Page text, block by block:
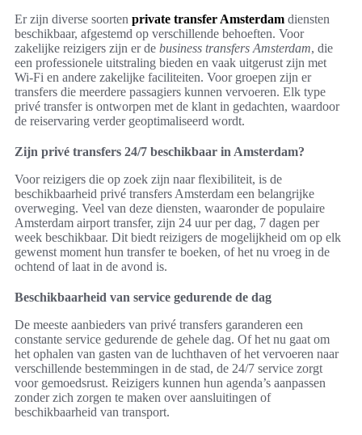
Er zijn diverse soorten private transfer Amsterdam diensten
beschikbaar, afgestemd op verschillende behoeften. Voor
zakelijke reizigers zijn er de business transfers Amsterdam, die
een professionele uitstraling bieden en vaak uitgerust zijn met
Wi-Fi en andere zakelijke faciliteiten. Voor groepen zijn er
transfers die meerdere passagiers kunnen vervoeren. Elk type
privé transfer is ontworpen met de klant in gedachten, waardoor
de reiservaring verder geoptimaliseerd wordt.
Zijn privé transfers 24/7 beschikbaar in Amsterdam?
Voor reizigers die op zoek zijn naar flexibiliteit, is de
beschikbaarheid privé transfers Amsterdam een belangrijke
overweging. Veel van deze diensten, waaronder de populaire
Amsterdam airport transfer, zijn 24 uur per dag, 7 dagen per
week beschikbaar. Dit biedt reizigers de mogelijkheid om op elk
gewenst moment hun transfer te boeken, of het nu vroeg in de
ochtend of laat in de avond is.
Beschikbaarheid van service gedurende de dag
De meeste aanbieders van privé transfers garanderen een
constante service gedurende de gehele dag. Of het nu gaat om
het ophalen van gasten van de luchthaven of het vervoeren naar
verschillende bestemmingen in de stad, de 24/7 service zorgt
voor gemoedsrust. Reizigers kunnen hun agenda’s aanpassen
zonder zich zorgen te maken over aansluitingen of
beschikbaarheid van transport.